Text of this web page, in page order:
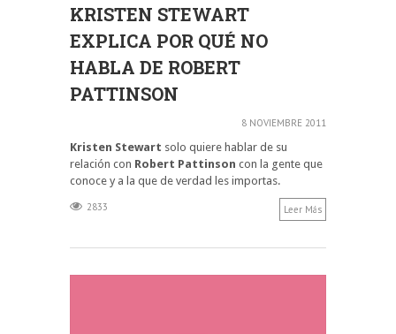
KRISTEN STEWART
EXPLICA POR QUÉ NO
HABLA DE ROBERT
PATTINSON
8 NOVIEMBRE 2011
Kristen Stewart solo quiere hablar de su
relación con Robert Pattinson con la gente que
conoce y a la que de verdad les importas.
2833 Leer Más